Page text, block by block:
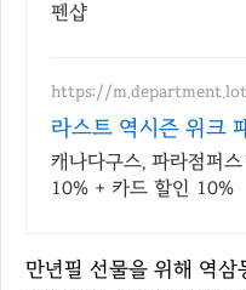
펜샵
https://
라스트 역시즌 위크
74% 할인
캐나다구스, 파라점퍼
10% + 카드 할인 10%
만년필 선물을 위해 역삼